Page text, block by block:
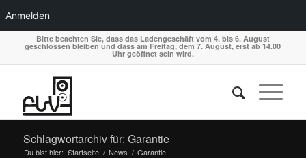
Anmelden
Bitte beachten Sie, dass das Ladengeschäft vom 4. bis 6. August
geschlossen bleiben und dass am Freitag, dem 7. August, erst ab 14.00
Uhr geöffnet sein wird.
Schlagwortarchiv für: Garantie
Du bist hier: Startseite / News / Garantie